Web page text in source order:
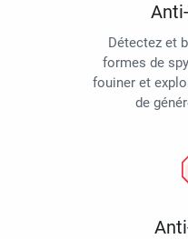
Détectez et
formes de
fouiner et
de